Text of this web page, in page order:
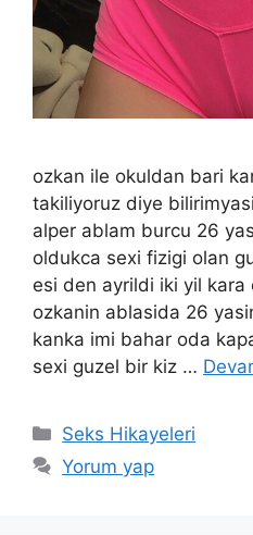
ozkan ile okuldan bari
takiliyoruz diye
alper ablam burcu 26
oldukca sexi fizigi olan
esi den ayrildi iki yil kara
ozkanin ablasida 26
kanka imi bahar oda
sexi guzel bir kiz …
Kategoriler
Seks Hikayeleri
Yorum yap